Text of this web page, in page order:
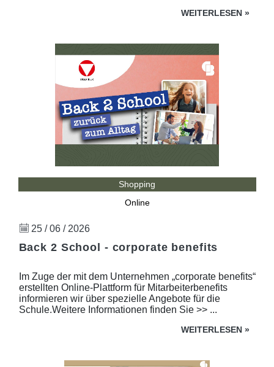
WEITERLESEN »
Shopping
Online
25 / 06 / 2026
Back 2 School - corporate benefits
Im Zuge der mit dem Unternehmen „corporate benefits“
erstellten Online-Plattform für Mitarbeiterbenefits
informieren wir über spezielle Angebote für die
Schule.Weitere Informationen finden Sie >> ...
WEITERLESEN »